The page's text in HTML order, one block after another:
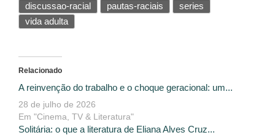
discussao-racial
pautas-raciais
series
vida adulta
Relacionado
A reinvenção do trabalho e o choque geracional: um...
28 de julho de 2026
Em "Cinema, TV & Literatura"
Solitária: o que a literatura de Eliana Alves Cruz...